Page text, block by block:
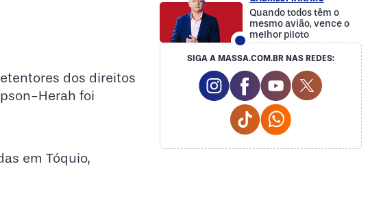
dos direitos
Herah foi
em Tóquio,
Quando todos têm o
mesmo avião, vence o
melhor piloto
SIGA A MASSA.COM.BR NAS REDES:
Instagram Social Media
Facebook Social Media
Youtube Social
Twitter
Tiktok Social Media
Whatsapp